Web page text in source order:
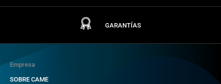
GARANTÍAS
Empresa
SOBRE CAME